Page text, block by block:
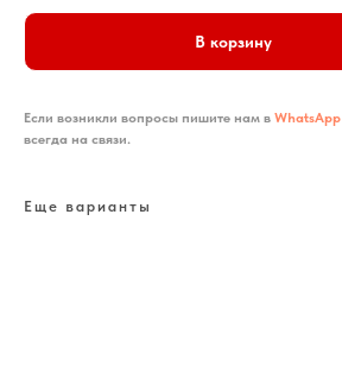
В корзину
Если возникли вопросы пишите нам в WhatsApp
всегда на связи.
Еще варианты